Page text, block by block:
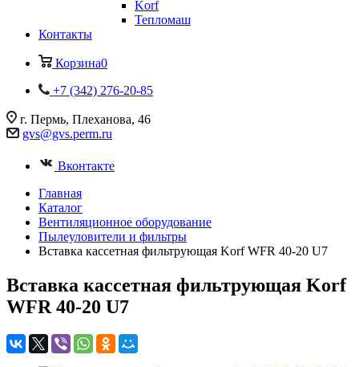
Korf
Тепломаш
Контакты
Корзина0
+7 (342) 276-20-85
г. Пермь, Плеханова, 46
gvs@gvs.perm.ru
Вконтакте
Главная
Каталог
Вентиляционное оборудование
Пылеуловители и фильтры
Вставка кассетная фильтрующая Korf WFR 40-20 U7
Вставка кассетная фильтрующая Korf
WFR 40-20 U7